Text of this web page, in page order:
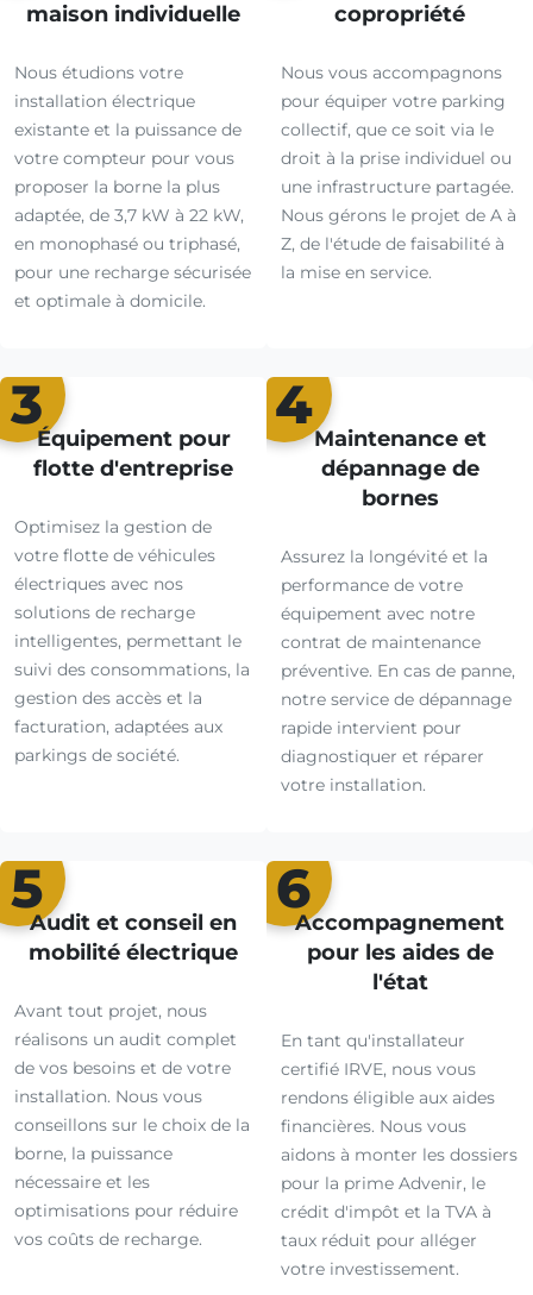
maison individuelle
Nous étudions votre
installation électrique
existante et la puissance de
votre compteur pour vous
proposer la borne la plus
adaptée, de 3,7 kW à 22 kW,
en monophasé ou triphasé,
pour une recharge sécurisée
et optimale à domicile.
copropriété
Nous vous accompagnons
pour équiper votre parking
collectif, que ce soit via le
droit à la prise individuel ou
une infrastructure partagée.
Nous gérons le projet de A à
Z, de l'étude de faisabilité à
la mise en service.
3
Équipement pour
flotte d'entreprise
Optimisez la gestion de
votre flotte de véhicules
électriques avec nos
solutions de recharge
intelligentes, permettant le
suivi des consommations, la
gestion des accès et la
facturation, adaptées aux
parkings de société.
4
Maintenance et
dépannage de
bornes
Assurez la longévité et la
performance de votre
équipement avec notre
contrat de maintenance
préventive. En cas de panne,
notre service de dépannage
rapide intervient pour
diagnostiquer et réparer
votre installation.
5
Audit et conseil en
mobilité électrique
Avant tout projet, nous
réalisons un audit complet
de vos besoins et de votre
installation. Nous vous
conseillons sur le choix de la
borne, la puissance
nécessaire et les
optimisations pour réduire
vos coûts de recharge.
6
Accompagnement
pour les aides de
l'état
En tant qu'installateur
certifié IRVE, nous vous
rendons éligible aux aides
financières. Nous vous
aidons à monter les dossiers
pour la prime Advenir, le
crédit d'impôt et la TVA à
taux réduit pour alléger
votre investissement.